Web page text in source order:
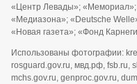
«Центр Левады»; «Мемориал»;
«Медиазона»; «Deutsche
«Новая газета»; «Фонд
Использованы фотографии:
rosguard.gov.ru, мвд.рф, fsb.ru,
mchs.gov.ru, genproc.gov.ru,